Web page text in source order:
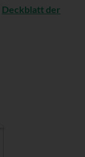
Deckblatt der